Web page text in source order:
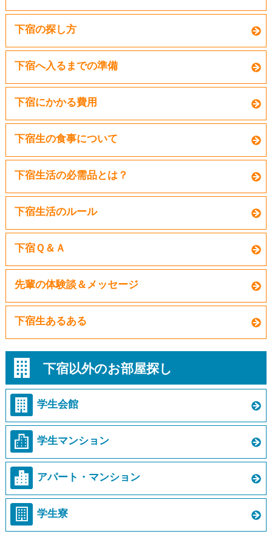
下宿の探し方
下宿へ入るまでの準備
下宿にかかる費用
下宿生の食事について
下宿生活の必需品とは？
下宿生活のルール
下宿Ｑ＆Ａ
先輩の体験談＆メッセージ
下宿生あるある
下宿以外のお部屋探し
学生会館
学生マンション
アパート・マンション
学生寮